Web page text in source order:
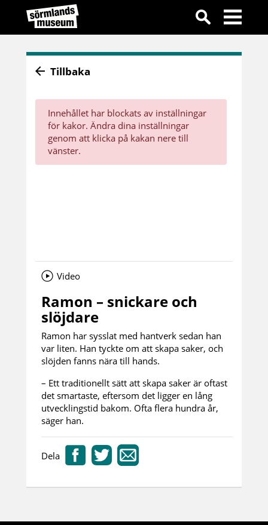
Tillbaka
Innehållet har blockats av inställningar
för kakor. Ändra dina inställningar
genom att klicka på kakan nere till
vänster.
Video
Ramon – snickare och
slöjdare
Ramon har sysslat med hantverk sedan han
var liten. Han tyckte om att skapa saker, och
slöjden fanns nära till hands.
– Ett traditionellt sätt att skapa saker är oftast
det smartaste, eftersom det ligger en lång
utvecklingstid bakom. Ofta flera hundra år,
säger han.
Dela